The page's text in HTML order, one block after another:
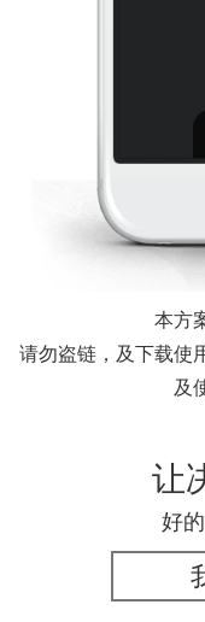
本方
请勿盗链，及下载使
及
让
好